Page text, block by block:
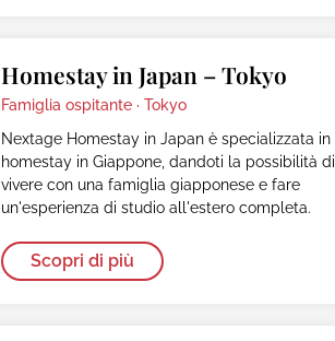
Homestay in Japan – Tokyo
Famiglia ospitante · Tokyo
Nextage Homestay in Japan è specializzata in
homestay in Giappone, dandoti la possibilità di
vivere con una famiglia giapponese e fare
un'esperienza di studio all'estero completa.
Scopri di più